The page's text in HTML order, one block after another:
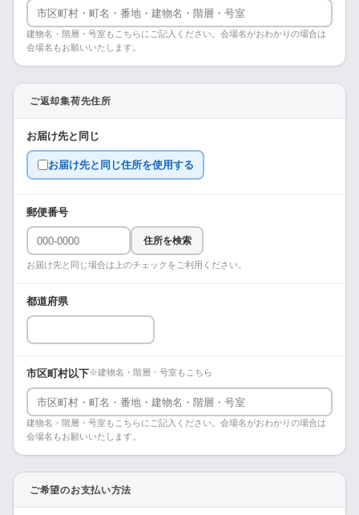
建物名・階層・号室もこちらにご記入ください。会場名がおわかりの場合は
会場名もお願いいたします。
ご返却集荷先住所
お届け先と同じ
お届け先と同じ住所を使用する
郵便番号
住所を検索
お届け先と同じ場合は上のチェックをご利用ください。
都道府県
市区町村以下※建物名・階層・号室もこちら
建物名・階層・号室もこちらにご記入ください。会場名がおわかりの場合は
会場名もお願いいたします。
ご希望のお支払い方法